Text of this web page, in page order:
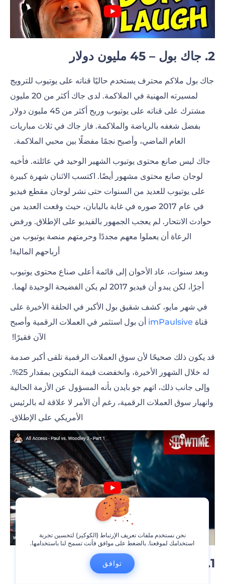
2. جاك بول – 45 مليون دولار
جاك بول ملاكم محترف يستخدم حاليًا قناته على يوتيوب للترويج
لمسيرته المهنية في الملاكمة. لدى جاك أكثر من 20 مليون
مشترك على قناته على يوتيوب وربح أكثر من 45 مليون دولار
بفضل شغفه بالرياضة والملاكمة. فاز جاك في ثلاث مباريات
العام الماضي، وأصبح نجمًا مفضلًا بين محبي الملاكمة.
جاك ليس صانع محتوى يوتيوب الشهير الوحيد في عائلته. فأخيه
لوجان صانع محتوى مشهور أيضًا. اكتسب الاثنان شهرة كبيرة
على يوتيوب للعديد من السنوات حتى نشر لوجان مقطع فيديو
في عام 2017 صوره في غابة باليابان، حيث وقعت العديد من
حوادث الانتحار. لم يعجب الجمهور بالفيديو على الإطلاق. ورفض
الرعاة أن يعملوا معهم مجددًا وحرمتهم منصة يوتيوب من
أرباحهم المالية!
وبعد سنوات، عاد الأخوان إلى قائمة أعلى صناع محتوى يوتيوب
أجرًا، لكن يبدو أن فيديو 2017 لم يكن الفضيحة الوحيدة لهما.
في شهر مايو، كشف شقيق بول الأكبر في الحلقة الأخيرة على
قناة imPaulsive أن بول استثمر في العملات الرقمية وأصبح
الآن فقيرًا!
قد يكون ذلك صحيحًا لأن سوق العملات الرقمية تلقى أكبر صدمة
له خلال الشهور الأخيرة، وانخفضت قيمة البتكوين بمقدار 25%.
وإلى جانب ذلك، اتهم جو بايدن بأنه المسؤول عن الأزمة الحالية
وانهيار سوق العملات الرقمية، رغم أن الأمر لا علاقة له بالرئيس
الأمريكي على الإطلاق.
1. مستر بيست – 54 مليون دولار
نحن نستخدم ملفات تعريف الإرتباط (الكوكيز) لتحسين تجربة
استخدامك لموقعنا. بالضغط على موافق فأنت تسمح لنا باستخدامها.
توافق